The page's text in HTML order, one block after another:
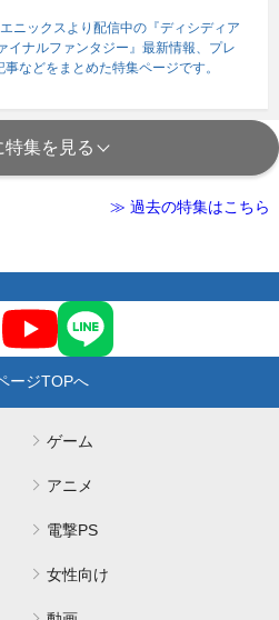
ニックスより配信中の『ディシディア
イナルファンタジー』最新情報、プレ
などをまとめた特集ページです。
特集を見る
≫ 過去の特集はこちら
ージTOPへ
ゲーム
アニメ
電撃PS
女性向け